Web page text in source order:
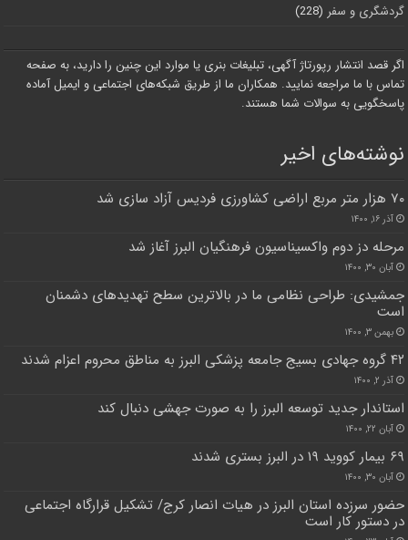
گردشگری و سفر (228)
اگر قصد انتشار رپورتاژ آگهی، تبلیغات بنری یا موارد این چنین را دارید، به صفحه
تماس با ما مراجعه نمایید. همکاران ما از طریق شبکه‌های اجتماعی و ایمیل آماده
پاسخگویی به سوالات شما هستند.
نوشته‌های اخیر
۷۰ هزار متر مربع اراضی کشاورزی فردیس آزاد سازی شد
آذر ۱۶, ۱۴۰۰
مرحله دز دوم واکسیناسیون فرهنگیان البرز آغاز شد
آبان ۳۰, ۱۴۰۰
جمشیدی: طراحی نظامی ما در بالاترین سطح تهدیدهای دشمنان
است
بهمن ۳, ۱۴۰۰
۴۲ گروه جهادی بسیج جامعه پزشکی البرز به مناطق محروم اعزام شدند
آذر ۲, ۱۴۰۰
استاندار جدید توسعه البرز را به صورت جهشی دنبال کند
آبان ۲۲, ۱۴۰۰
۶۹ بیمار کووید ۱۹ در البرز بستری شدند
آبان ۳۰, ۱۴۰۰
حضور سرزده استان البرز در هیات انصار کرج/ تشکیل قرارگاه اجتماعی
در دستور کار است